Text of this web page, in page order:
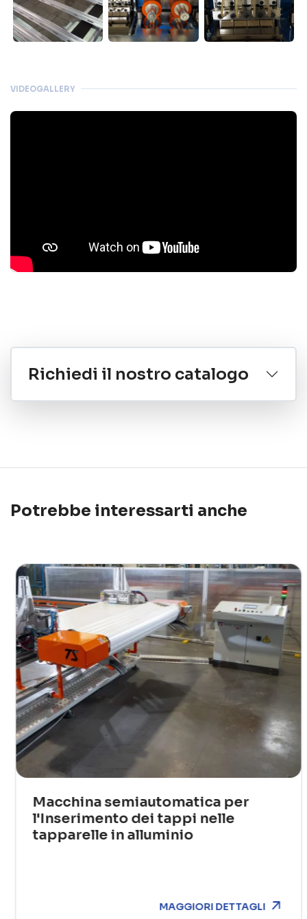
VIDEOGALLERY
Richiedi il nostro catalogo
Potrebbe interessarti anche
Macchina semiautomatica per
l'Inserimento dei tappi nelle
tapparelle in alluminio
MAGGIORI DETTAGLI